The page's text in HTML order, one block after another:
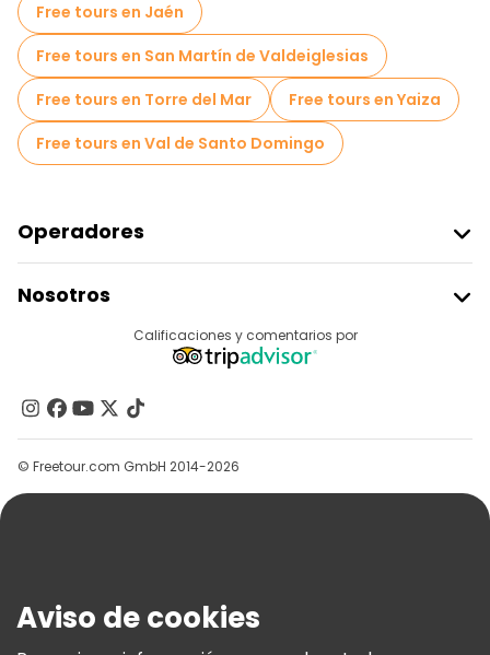
Free tours en Jaén
Free tours en San Martín de Valdeiglesias
Free tours en Torre del Mar
Free tours en Yaiza
Free tours en Val de Santo Domingo
Operadores
Acceder Como Proveedor
Programa De Afiliados
Nosotros
Contacto
Grupos
Ayuda
Términos E Información Legal
Calificaciones y comentarios por
© Freetour.com GmbH 2014-2026
Aviso de cookies